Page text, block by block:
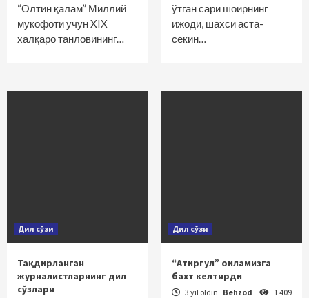
“Олтин қалам” Миллий
мукофоти учун XIX
халқаро танловининг…
ўтган сари шоирнинг
ижоди, шахси аста-
секин…
Дил сўзи
Тақдирланган
журналистларнинг дил
сўзлари
Дил сўзи
“Атиргул” оиламизга
бахт келтирди
3 yil oldin Behzod 1 409